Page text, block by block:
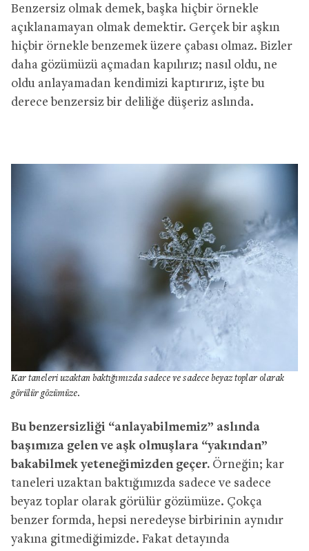
Benzersiz olmak demek, başka hiçbir örnekle
açıklanamayan olmak demektir. Gerçek bir aşkın
hiçbir örnekle benzemek üzere çabası olmaz. Bizler
daha gözümüzü açmadan kapılırız; nasıl oldu, ne
oldu anlayamadan kendimizi kaptırırız, işte bu
derece benzersiz bir deliliğe düşeriz aslında.
Kar taneleri uzaktan baktığımızda sadece ve sadece beyaz toplar olarak
görülür gözümüze.
Bu benzersizliği “anlayabilmemiz” aslında
başımıza gelen ve aşk olmuşlara “yakından”
bakabilmek yeteneğimizden geçer. Örneğin; kar
taneleri uzaktan baktığımızda sadece ve sadece
beyaz toplar olarak görülür gözümüze. Çokça
benzer formda, hepsi neredeyse birbirinin aynıdır
yakına gitmediğimizde. Fakat detayında